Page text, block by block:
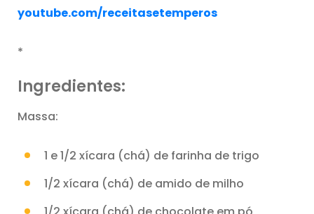
youtube.com/receitasetemperos
*
Ingredientes:
Massa:
1 e 1/2 xícara (chá) de farinha de trigo
1/2 xícara (chá) de amido de milho